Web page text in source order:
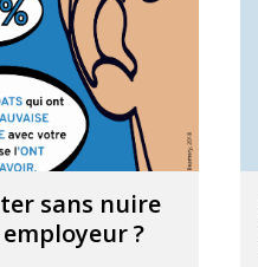
sans nuire
?